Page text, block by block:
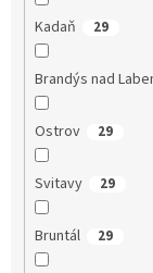
Kadaň 29
Brandýs nad
Ostrov 29
Svitavy 29
Bruntál 29